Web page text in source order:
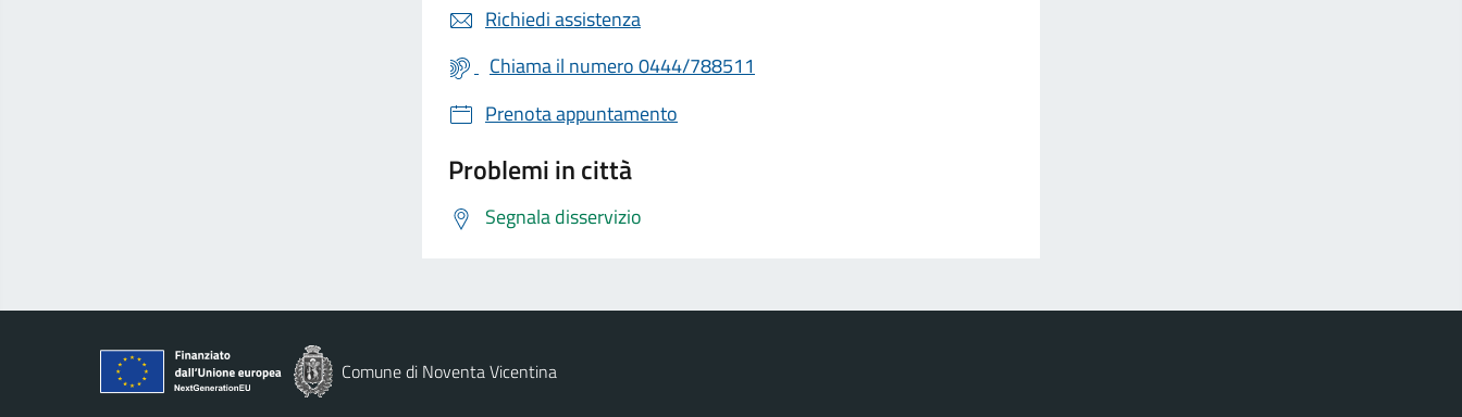
Richiedi assistenza
Chiama il numero 0444/788511
Prenota appuntamento
Problemi in città
Segnala disservizio
Comune di Noventa Vicentina